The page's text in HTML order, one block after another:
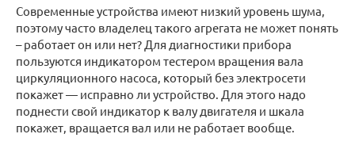
Современные устройства имеют низкий уровень шума,
поэтому часто владелец такого агрегата не может понять
– работает он или нет? Для диагностики прибора
пользуются индикатором тестером вращения вала
циркуляционного насоса, который без электросети
покажет — исправно ли устройство. Для этого надо
поднести свой индикатор к валу двигателя и шкала
покажет, вращается вал или не работает вообще.